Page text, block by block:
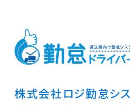
株式会社ロジ勤怠シ